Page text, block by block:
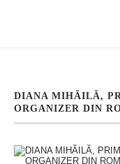
DIANA MIHĂILĂ,
ORGANIZER DIN